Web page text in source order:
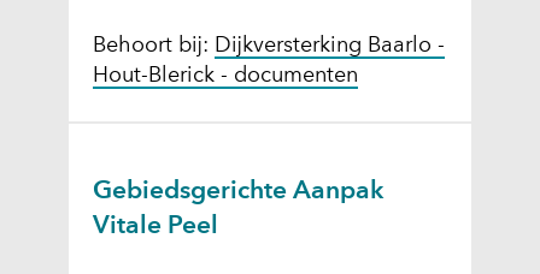
Behoort bij: Dijkversterking Baarlo -
Hout-Blerick - documenten
Gebiedsgerichte Aanpak
Vitale Peel